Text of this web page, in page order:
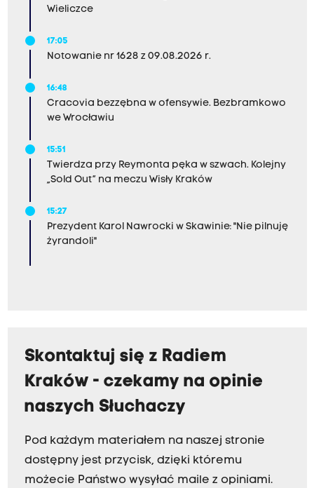
Wieliczce
17:05
Notowanie nr 1628 z 09.08.2026 r.
16:48
Cracovia bezzębna w ofensywie. Bezbramkowo
we Wrocławiu
15:51
Twierdza przy Reymonta pęka w szwach. Kolejny
„Sold Out” na meczu Wisły Kraków
15:27
Prezydent Karol Nawrocki w Skawinie: "Nie pilnuję
żyrandoli"
Skontaktuj się z Radiem
Kraków - czekamy na opinie
naszych Słuchaczy
Pod każdym materiałem na naszej stronie
dostępny jest przycisk, dzięki któremu
możecie Państwo wysyłać maile z opiniami.